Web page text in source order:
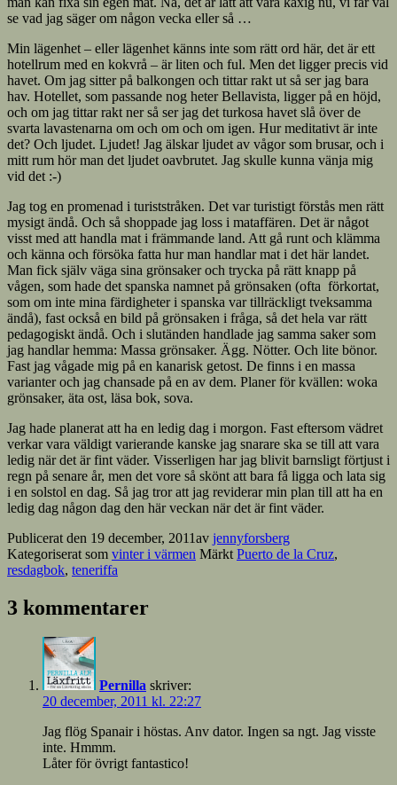
se vad jag säger om någon vecka eller så …
Min lägenhet – eller lägenhet känns inte som rätt ord här, det är ett
hotellrum med en kokvrå – är liten och ful. Men det ligger precis vid
havet. Om jag sitter på balkongen och tittar rakt ut så ser jag bara
hav. Hotellet, som passande nog heter Bellavista, ligger på en höjd,
och om jag tittar rakt ner så ser jag det turkosa havet slå över de
svarta lavastenarna om och om och om igen. Hur meditativt är inte
det? Och ljudet. Ljudet! Jag älskar ljudet av vågor som brusar, och i
mitt rum hör man det ljudet oavbrutet. Jag skulle kunna vänja mig
vid det :-)
Jag tog en promenad i turiststråken. Det var turistigt förstås men rätt
mysigt ändå. Och så shoppade jag loss i mataffären. Det är något
visst med att handla mat i främmande land. Att gå runt och klämma
och känna och försöka fatta hur man handlar mat i det här landet.
Man fick själv väga sina grönsaker och trycka på rätt knapp på
vågen, som hade det spanska namnet på grönsaken (ofta förkortat,
som om inte mina färdigheter i spanska var tillräckligt tveksamma
ändå), fast också en bild på grönsaken i fråga, så det hela var rätt
pedagogiskt ändå. Och i slutänden handlade jag samma saker som
jag handlar hemma: Massa grönsaker. Ägg. Nötter. Och lite bönor.
Fast jag vågade mig på en kanarisk getost. De finns i en massa
varianter och jag chansade på en av dem. Planer för kvällen: woka
grönsaker, äta ost, läsa bok, sova.
Jag hade planerat att ha en ledig dag i morgon. Fast eftersom vädret
verkar vara väldigt varierande kanske jag snarare ska se till att vara
ledig när det är fint väder. Visserligen har jag blivit barnsligt förtjust i
regn på senare år, men det vore så skönt att bara få ligga och lata sig
i en solstol en dag. Så jag tror att jag reviderar min plan till att ha en
ledig dag någon dag den här veckan när det är fint väder.
Publicerat den 19 december, 2011av jennyforsberg
Kategoriserat som vinter i värmen Märkt Puerto de la Cruz,
resdagbok, teneriffa
3 kommentarer
Pernilla skriver:
20 december, 2011 kl. 22:27
Jag flög Spanair i höstas. Anv dator. Ingen sa ngt. Jag visste
inte. Hmmm.
Låter för övrigt fantastico!